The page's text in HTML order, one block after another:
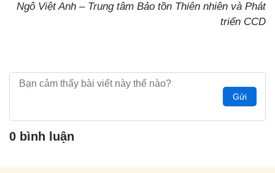
Ngô Việt Anh – Trung tâm Bảo tồn Thiên nhiên và Phát
triển CCD
Gửi
0 bình luận